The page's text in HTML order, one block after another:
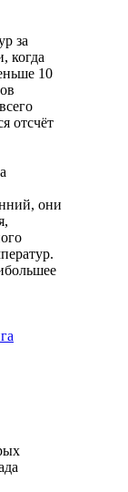
за
когда
10
отсчёт
они